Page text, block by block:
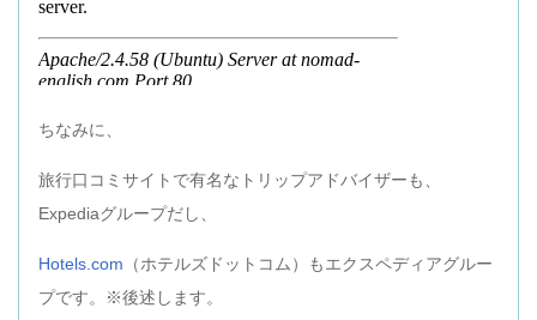
ちなみに、
旅行口コミサイトで有名なトリップアドバイザーも、
Expediaグループだし、
Hotels.com （ホテルズドットコム）もエクスペディアグルー
プです。※後述します。